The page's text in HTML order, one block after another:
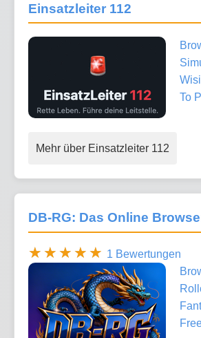
Einsatzleiter 112
To
Mehr über Einsatzleiter 112
DB-RG: Das Online
1 Bewertungen